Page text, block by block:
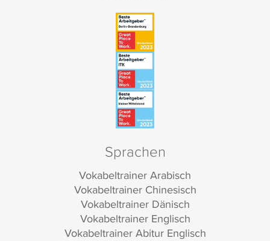
Sprachen
Vokabeltrainer Arabisch
Vokabeltrainer Chinesisch
Vokabeltrainer Dänisch
Vokabeltrainer Englisch
Vokabeltrainer Abitur Englisch